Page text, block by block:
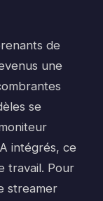
de
une
se
intégrés, ce
travail. Pour
streamer